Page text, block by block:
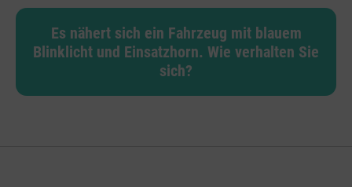
Es nähert sich ein Fahrzeug mit blauem
Blinklicht und Einsatzhorn. Wie verhalten Sie
sich?